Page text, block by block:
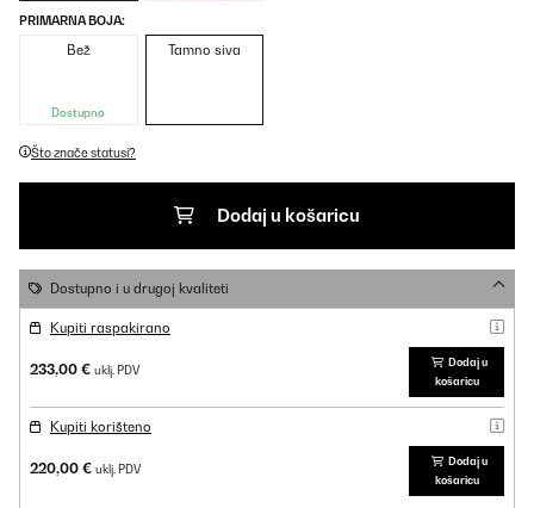
PRIMARNA BOJA:
Bež
Dostupno
Tamno siva
Što znače statusi?
Dodaj u košaricu
Dostupno i u drugoj kvaliteti
Kupiti raspakirano
233,00 € uklj. PDV
Dodaj u
košaricu
Kupiti korišteno
220,00 € uklj. PDV
Dodaj u
košaricu